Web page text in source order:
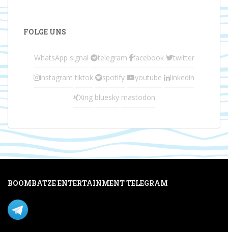
FOLGE UNS
WhatsApp signal telegram facebook twitter
instagram tiktok spotify youtube linkedin
Xing bluesky mastodon
BOOMBATZE ENTERTAINMENT TELEGRAM